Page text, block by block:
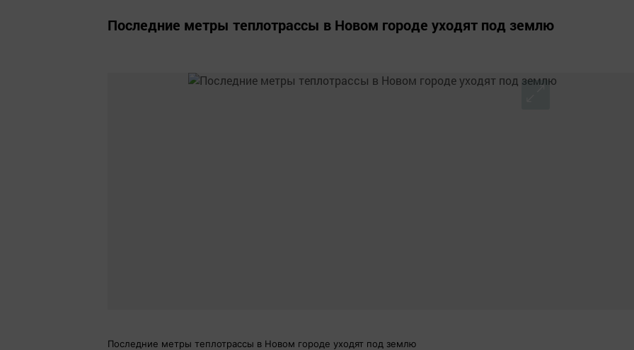
Последние метры теплотрассы в Новом городе уходят под землю
Последние метры теплотрассы в Новом городе уходят под землю